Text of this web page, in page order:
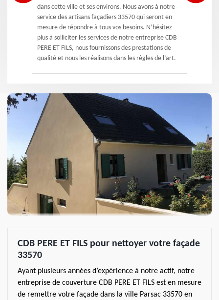
dans cette ville et ses environs. Nous avons à notre
service des artisans façadiers 33570 qui seront en
mesure de répondre à tous vos besoins. N’hésitez
plus à solliciter les services de notre entreprise CDB
PERE ET FILS, nous fournissons des prestations de
qualité et nous les réalisons dans les règles de l’art.
CDB PERE ET FILS pour nettoyer votre façade
33570
Ayant plusieurs années d’expérience à notre actif, notre
entreprise de couverture CDB PERE ET FILS est en mesure
de remettre votre façade dans la ville Parsac 33570 en